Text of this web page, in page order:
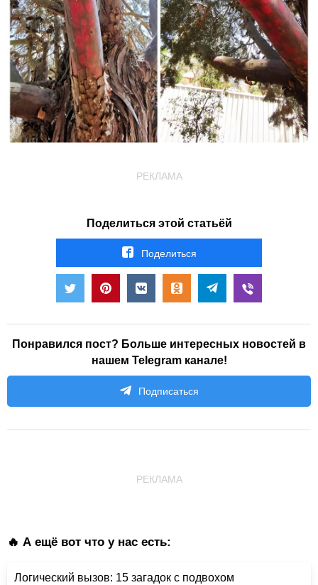
РЕКЛАМА
Поделиться этой статьёй
Поделиться
Понравился пост? Больше интересных новостей в
нашем Telegram канале!
Подписаться
РЕКЛАМА
🔥 А ещё вот что у нас есть:
Логический вызов: 15 загадок с подвохом